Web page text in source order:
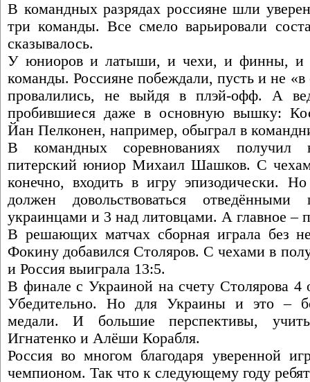
В командных разрядах россияне шли
три команды. Все смело варьировали
сказывалось.
У юниоров и латыши, и чехи, и финны, и
команды. Россияне побеждали, пусть и не
провалились, не выйдя в плэй-офф. А
пробившиеся даже в основную вышку:
Йан Пелконен, например, обыграл в
В командных соревнованиях получил
питерский юниор Михаил Шашков. С
конечно, входить в игру эпизодически.
должен довольствоваться
украинцами и 3 над литовцами. А главное –
В решающих матчах сборная играла без
Фокину добавился Столяров. С чехами в
и Россия выиграла 13:5.
В финале с Украиной на счету Столярова 4
Убедительно. Но для Украины и это –
медали. И большие перспективы,
Игнатенко и Алёши Корабля.
Россия во многом благодаря уверенной
чемпионом. Так что к следующему году